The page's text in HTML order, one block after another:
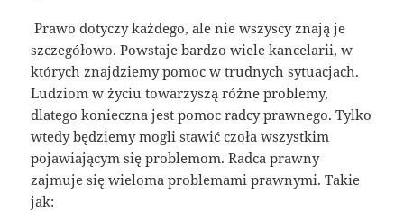
Prawo dotyczy każdego, ale nie wszyscy znają je
szczegółowo. Powstaje bardzo wiele kancelarii, w
których znajdziemy pomoc w trudnych sytuacjach.
Ludziom w życiu towarzyszą różne problemy,
dlatego konieczna jest pomoc radcy prawnego. Tylko
wtedy będziemy mogli stawić czoła wszystkim
pojawiającym się problemom. Radca prawny
zajmuje się wieloma problemami prawnymi. Takie
jak: